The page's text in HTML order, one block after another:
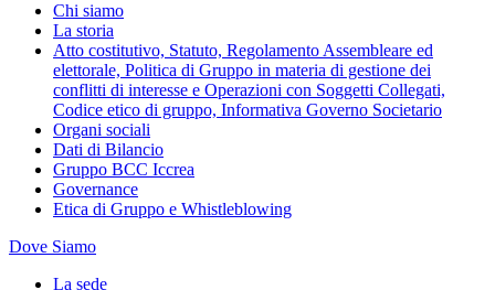
Chi siamo
La storia
Atto costitutivo, Statuto, Regolamento Assembleare ed
elettorale, Politica di Gruppo in materia di gestione dei
conflitti di interesse e Operazioni con Soggetti Collegati,
Codice etico di gruppo, Informativa Governo Societario
Organi sociali
Dati di Bilancio
Gruppo BCC Iccrea
Governance
Etica di Gruppo e Whistleblowing
Dove Siamo
La sede